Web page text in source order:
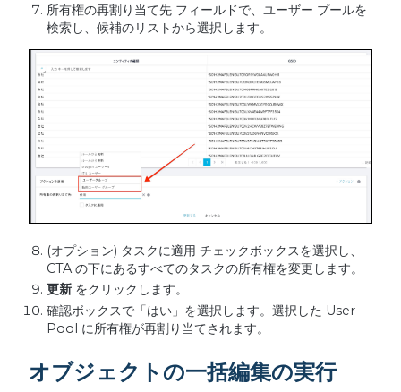
所有権の再割り当て先 フィールドで、ユーザー プールを
検索し、候補のリストから選択します。
(オプション) タスクに適用 チェックボックスを選択し、
CTA の下にあるすべてのタスクの所有権を変更します。
更新をクリックします。
確認ボックスで「はい」を選択します。選択した User
Pool に所有権が再割り当てされます。
オブジェクトの一括編集の実行